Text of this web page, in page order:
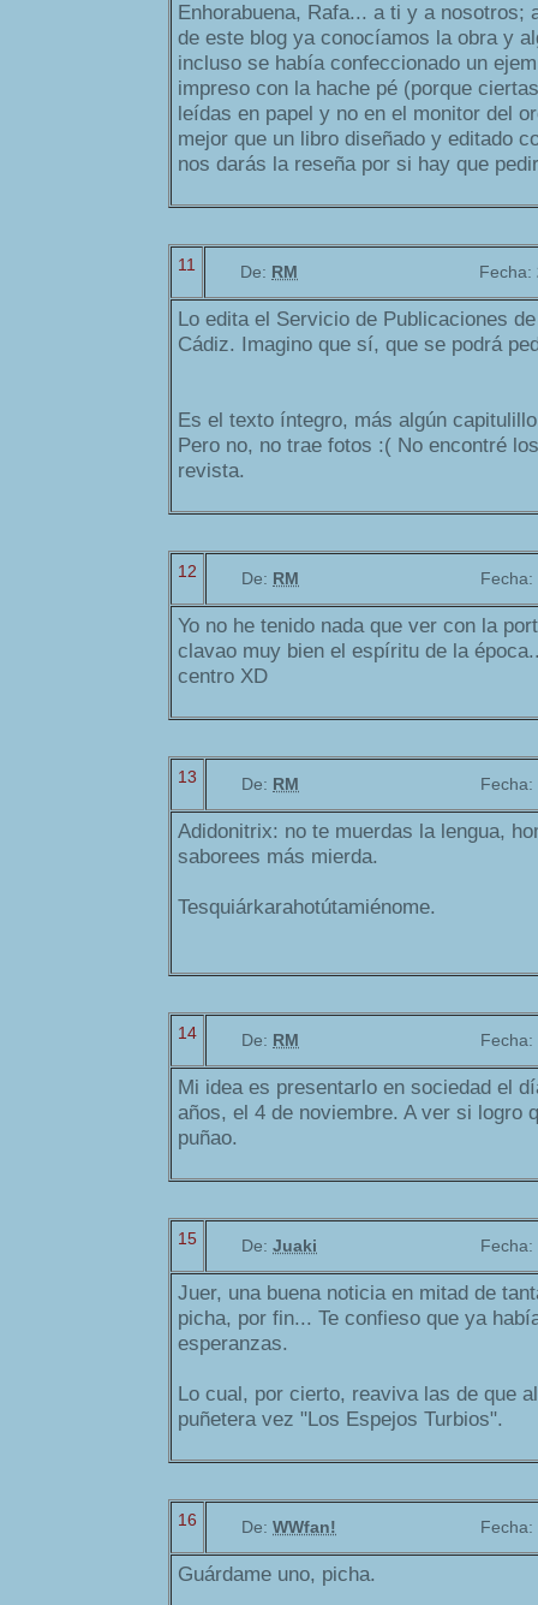
Enhorabuena, Rafa... a ti y a nosotros;
de este blog ya conocíamos la obra y
incluso se había confeccionado un
impreso con la hache pé (porque
leídas en papel y no en el monitor del
mejor que un libro diseñado y editado
nos darás la reseña por si hay que
11 De: RM Fecha:
Lo edita el Servicio de Publicaciones
Cádiz. Imagino que sí, que se podrá
Es el texto íntegro, más algún
Pero no, no trae fotos :( No encontré
revista.
12 De: RM Fecha:
Yo no he tenido nada que ver con la
clavao muy bien el espíritu de la
centro XD
13 De: RM Fecha:
Adidonitrix: no te muerdas la lengua,
saborees más mierda.
Tesquiárkarahotútamiénome.
14 De: RM Fecha:
Mi idea es presentarlo en sociedad el
años, el 4 de noviembre. A ver si logro
puñao.
15 De: Juaki Fecha:
Juer, una buena noticia en mitad de
picha, por fin... Te confieso que ya
esperanzas.
Lo cual, por cierto, reaviva las de que
puñetera vez "Los Espejos Turbios".
16 De: WWfan! Fecha:
Guárdame uno, picha.